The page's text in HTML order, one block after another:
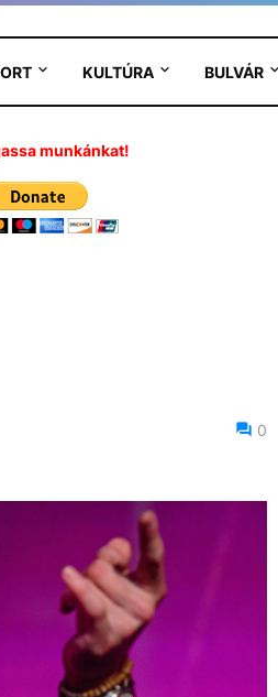
KULTÚRA BULVÁR
munkánkat!
0